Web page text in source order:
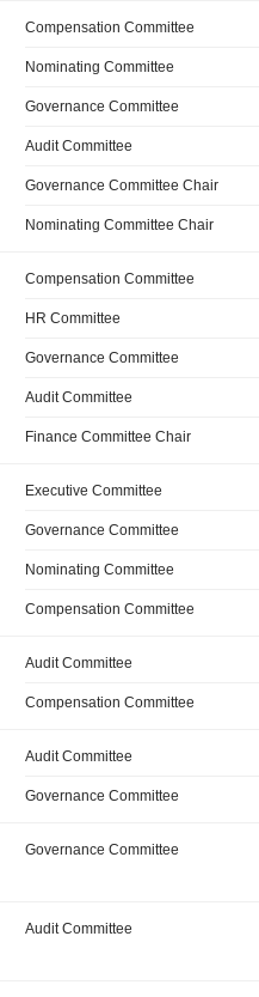
Compensation Committee
Nominating Committee
Governance Committee
Audit Committee
Governance Committee Chair
Nominating Committee Chair
Compensation Committee
HR Committee
Governance Committee
Audit Committee
Finance Committee Chair
Executive Committee
Governance Committee
Nominating Committee
Compensation Committee
Audit Committee
Compensation Committee
Audit Committee
Governance Committee
Governance Committee
Audit Committee